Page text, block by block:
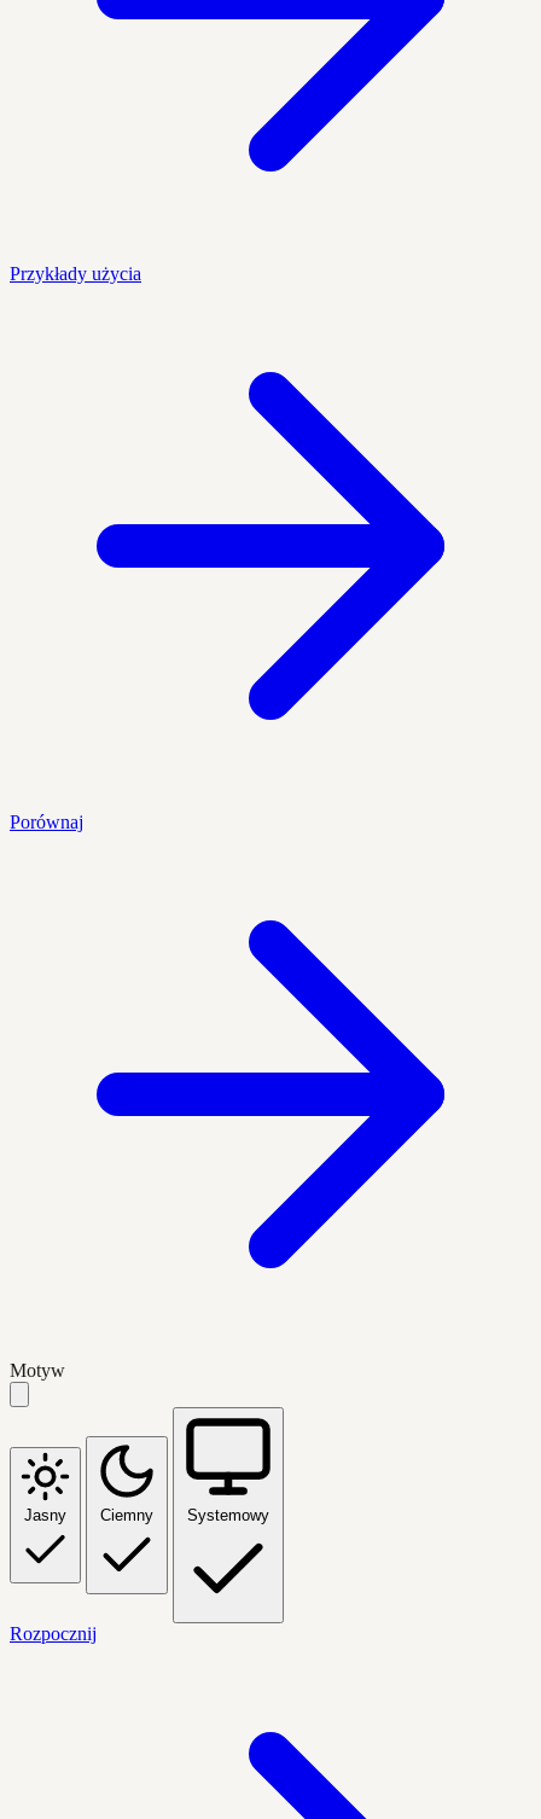
Przykłady użycia
Porównaj
Motyw
Jasny Ciemny Systemowy
Rozpocznij